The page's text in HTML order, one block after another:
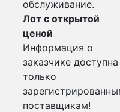
обслуживание.
Лот с открытой
ценой
Информация о
заказчике доступна
только
поставщикам!